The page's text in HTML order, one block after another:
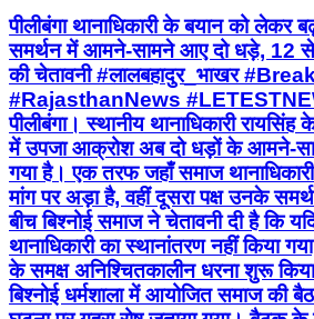
पीलीबंगा थानाधिकारी के बयान को लेकर
समर्थन में आमने-सामने आए दो धड़े, 12 से
की चेतावनी #लालबहादुर_भाखर
#RajasthanNews
पीलीबंगा। स्थानीय थानाधिकारी
में उपजा आक्रोश अब दो धड़ों के आमने-
गया है। एक तरफ जहाँ समाज
मांग पर अड़ा है, वहीं दूसरा पक्ष उनके
बीच बिश्नोई समाज ने चेतावनी दी है कि
थानाधिकारी का स्थानांतरण नहीं किया
के समक्ष अनिश्चितकालीन धरना शुरू
बिश्नोई धर्मशाला में आयोजित समाज की